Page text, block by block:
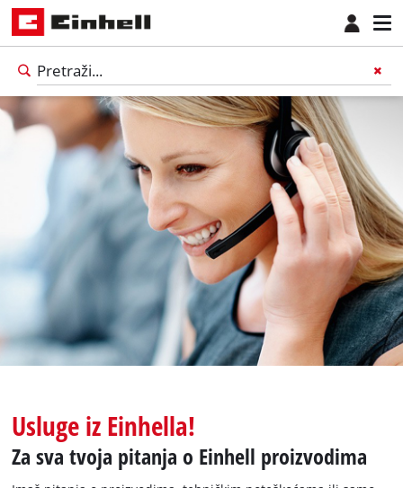
Usluge iz Einhella!
Zа svа tvojа pitаnjа o Einhell proizvodima